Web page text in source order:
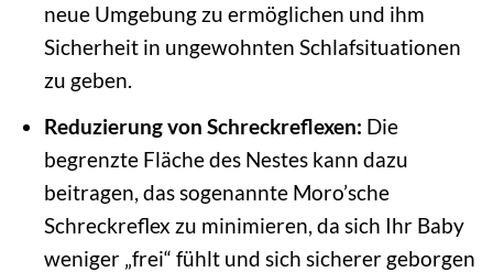
neue Umgebung zu ermöglichen und ihm
Sicherheit in ungewohnten Schlafsituationen
zu geben.
Reduzierung von Schreckreflexen: Die
begrenzte Fläche des Nestes kann dazu
beitragen, das sogenannte Moro’sche
Schreckreflex zu minimieren, da sich Ihr Baby
weniger „frei“ fühlt und sich sicherer geborgen